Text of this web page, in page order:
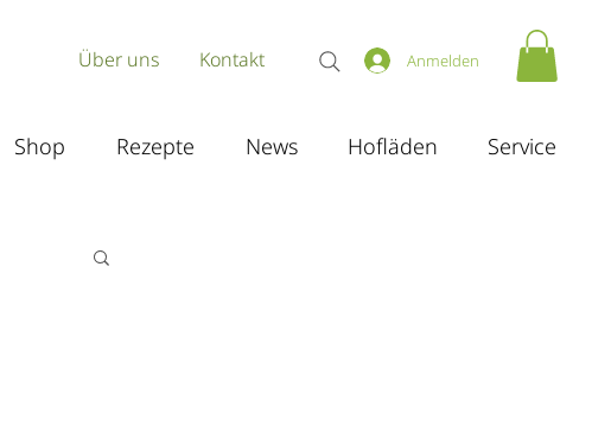
Über uns Kontakt Anmelden
Shop Rezepte News Hofläden Service